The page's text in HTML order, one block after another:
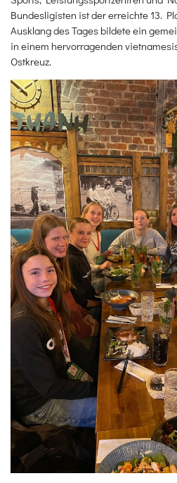
Bundesligisten ist der erreichte 13.
Ausklang des Tages bildete ein
in einem hervorragenden
Ostkreuz.